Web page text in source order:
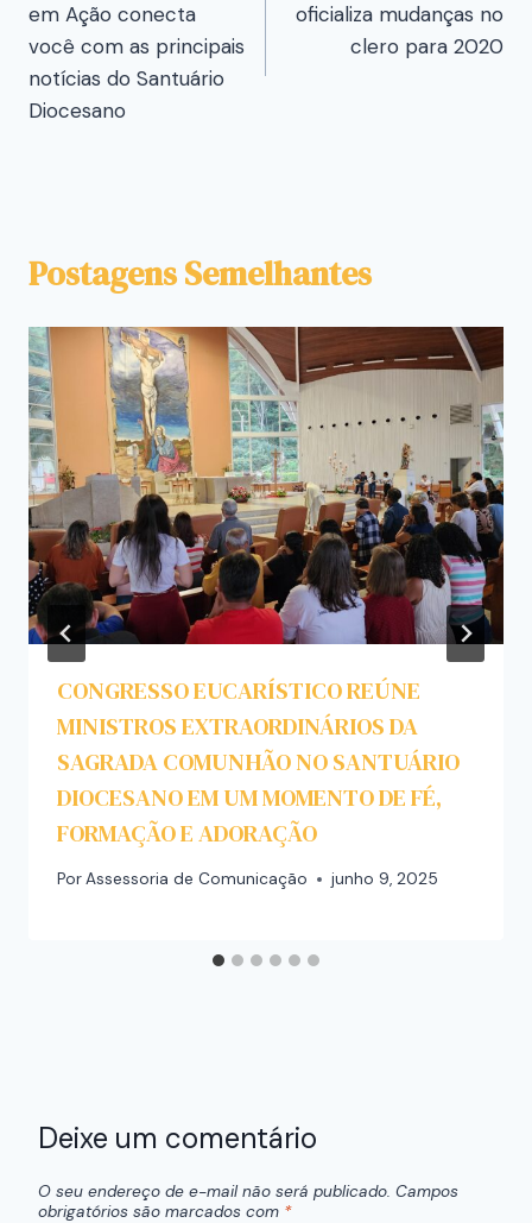
em Ação conecta
você com as principais
notícias do Santuário
Diocesano
oficializa mudanças no
clero para 2020
Postagens Semelhantes
CONGRESSO EUCARÍSTICO REÚNE
MINISTROS EXTRAORDINÁRIOS DA
SAGRADA COMUNHÃO NO SANTUÁRIO
DIOCESANO EM UM MOMENTO DE FÉ,
FORMAÇÃO E ADORAÇÃO
PorAssessoria de Comunicação junho 9, 2025
Deixe um comentário
O seu endereço de e-mail não será publicado. Campos
obrigatórios são marcados com *